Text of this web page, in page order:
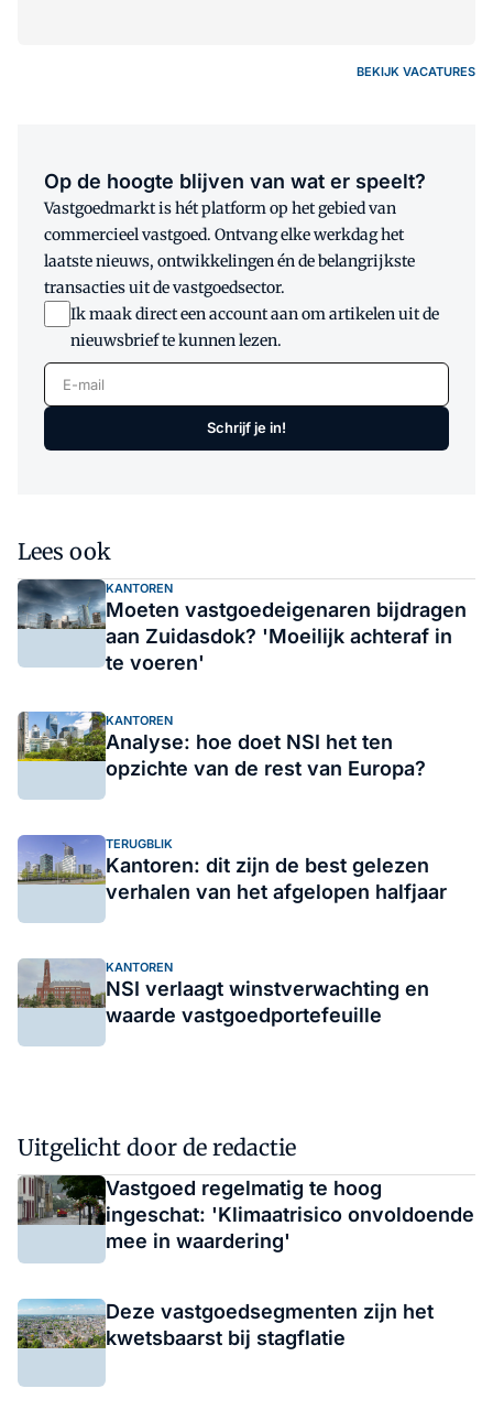
BEKIJK VACATURES
Op de hoogte blijven van wat er speelt?
Vastgoedmarkt is hét platform op het gebied van
commercieel vastgoed. Ontvang elke werkdag het
laatste nieuws, ontwikkelingen én de belangrijkste
transacties uit de vastgoedsector.
Ik maak direct een account aan om artikelen uit de
nieuwsbrief te kunnen lezen.
E-mail
Schrijf je in!
Lees ook
KANTOREN
Moeten vastgoedeigenaren bijdragen
aan Zuidasdok? 'Moeilijk achteraf in
te voeren'
KANTOREN
Analyse: hoe doet NSI het ten
opzichte van de rest van Europa?
TERUGBLIK
Kantoren: dit zijn de best gelezen
verhalen van het afgelopen halfjaar
KANTOREN
NSI verlaagt winstverwachting en
waarde vastgoedportefeuille
Uitgelicht door de redactie
Vastgoed regelmatig te hoog
ingeschat: 'Klimaatrisico onvoldoende
mee in waardering'
Deze vastgoedsegmenten zijn het
kwetsbaarst bij stagflatie